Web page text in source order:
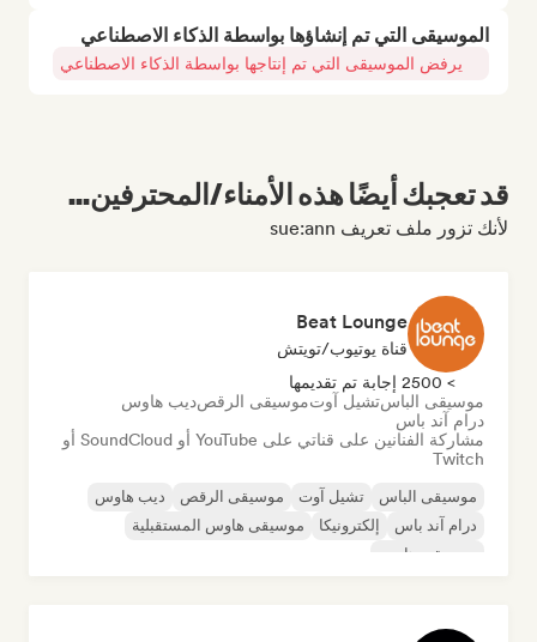
الموسيقى التي تم إنشاؤها بواسطة الذكاء الاصطناعي
يرفض الموسيقى التي تم إنتاجها بواسطة الذكاء الاصطناعي
قد تعجبك أيضًا هذه الأمناء/المحترفين...
لأنك تزور ملف تعريف sue:ann
Beat Lounge
قناة يوتيوب/تويتش
> 2500 إجابة تم تقديمها
موسيقى الباستشيل آوتموسيقى الرقصديب هاوس
درام آند باس
مشاركة الفنانين على قناتي على YouTube أو SoundCloud أو
Twitch
موسيقى الباس تشيل آوت موسيقى الرقص
ديب هاوس
درام آند باس
إلكترونيكا
موسيقى هاوس المستقبلية
موسيقى هاوس